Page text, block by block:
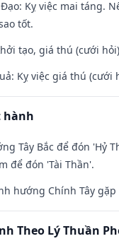
Đạo: Kỵ việc mai táng.
tốt.
tạo, giá thú (cưới
Kỵ việc giá thú (cưới
hành
Tây Bắc để đón 'Hỷ
để đón 'Tài Thần'.
hướng Chính Tây gặp
Theo Lý Thuần